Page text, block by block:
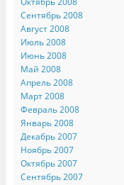
Сентябрь 2008
Август 2008
Июль 2008
Июнь 2008
Май 2008
Апрель 2008
Март 2008
Февраль 2008
Январь 2008
Декабрь 2007
Ноябрь 2007
Октябрь 2007
Сентябрь 2007